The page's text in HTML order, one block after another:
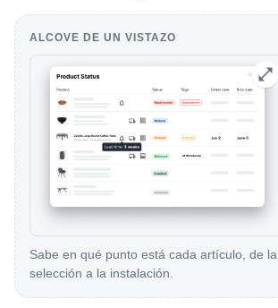
ALCOVE DE UN VISTAZO
Sabe en qué punto está cada artículo, de la
selección a la instalación.